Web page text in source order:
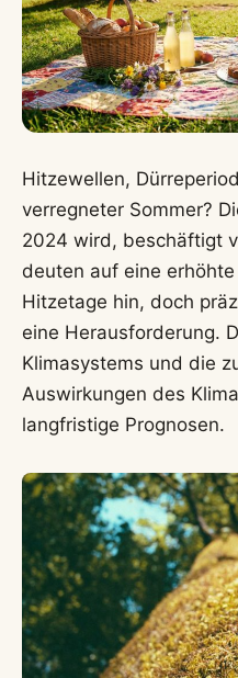
Hitzewellen,
verregneter Sommer?
2024 wird, beschäftigt
deuten auf eine
Hitzetage hin, doch
eine Herausforderung.
Klimasystems und die
Auswirkungen des
langfristige Prognosen.